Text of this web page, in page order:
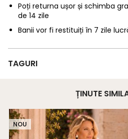
Poți returna ușor și schimba
de 14 zile
Banii vor fi restituiți în 7 zile
TAGURI
ȚINUTE
NOU